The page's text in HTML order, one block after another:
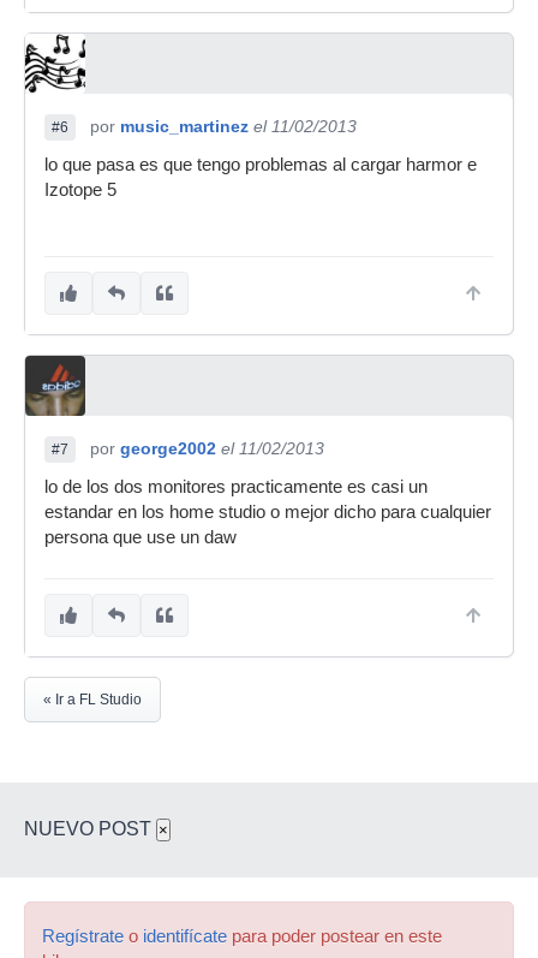
#6 por music_martinez el 11/02/2013
lo que pasa es que tengo problemas al cargar harmor e
Izotope 5
#7 por george2002 el 11/02/2013
lo de los dos monitores practicamente es casi un
estandar en los home studio o mejor dicho para cualquier
persona que use un daw
« Ir a FL Studio
NUEVO POST ×
Regístrate o identifícate para poder postear en este